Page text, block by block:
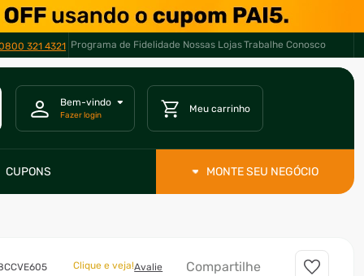
321 4321 Programa de Fidelidade Nossas LojasTrabalhe Conosco
CUPONS MONTE SEU NEGÓCIO
Clique e veja!Avalie Compartilhe